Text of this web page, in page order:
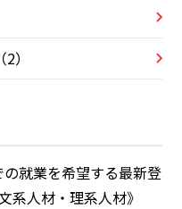
）
の就業を希望する最新登
系人材・理系人材》